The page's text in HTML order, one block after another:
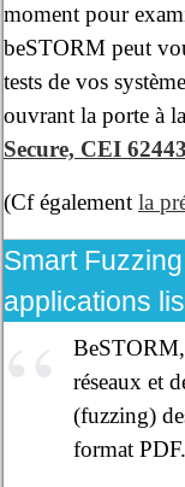
moment pour
beSTORM peut
tests de vos
ouvrant la porte à la
Secure, CEI 62443
(Cf également la
Smart
applications
BeSTORM,
réseaux et
(fuzzing)
format PDF.